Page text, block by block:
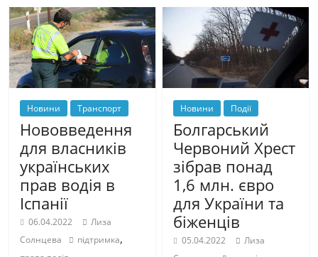
Новини Транспорт
Нововведення
для власників
українських
прав водія в
Іспанії
06.04.2022
Лиза
Солнцева
підтримка,
Новини Події
Болгарський
Червоний Хрест
зібрав понад
1,6 млн. євро
для України та
біженців
05.04.2022
Лиза